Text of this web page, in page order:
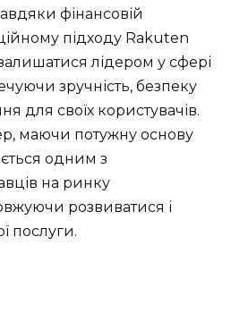
фінансовій
підходу Rakuten
лідером у сфері
зручність, безпеку
для своїх користувачів.
маючи потужну основу
одним з
на ринку
розвиватися і
послуги.